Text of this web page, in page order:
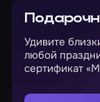
Удивите
любой
сертификат